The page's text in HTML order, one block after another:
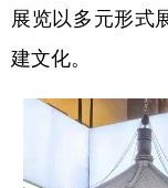
展览以多元形式
建文化。